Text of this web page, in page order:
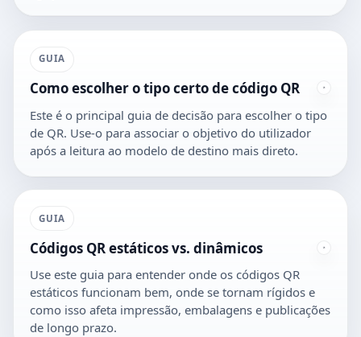
GUIA
Como escolher o tipo certo de código QR
Este é o principal guia de decisão para escolher o tipo
de QR. Use-o para associar o objetivo do utilizador
após a leitura ao modelo de destino mais direto.
GUIA
Códigos QR estáticos vs. dinâmicos
Use este guia para entender onde os códigos QR
estáticos funcionam bem, onde se tornam rígidos e
como isso afeta impressão, embalagens e publicações
de longo prazo.